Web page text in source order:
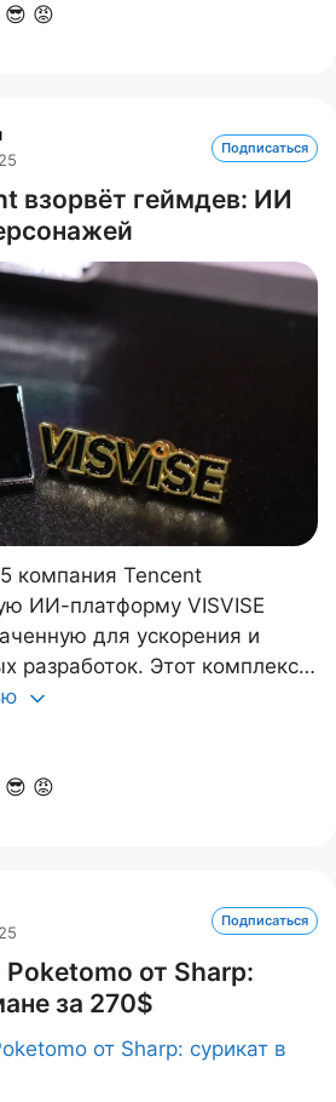
😎 😡
Подписаться
взорвёт геймдев: ИИ
компания Tencent
ИИ-платформу VISVISE
для ускорения и
разработок. Этот комплекс…
😎 😡
Подписаться
от Sharp:
за 270$